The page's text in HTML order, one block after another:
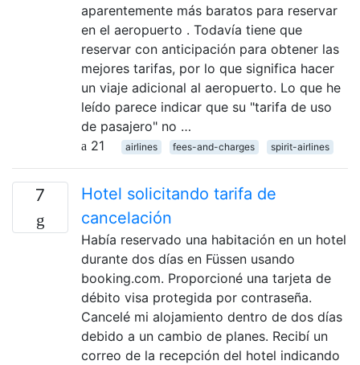
aparentemente más baratos para reservar
en el aeropuerto . Todavía tiene que
reservar con anticipación para obtener las
mejores tarifas, por lo que significa hacer
un viaje adicional al aeropuerto. Lo que he
leído parece indicar que su "tarifa de uso
de pasajero" no …
21
airlines fees-and-charges spirit-airlines
7
Hotel solicitando tarifa de
cancelación
Había reservado una habitación en un hotel
durante dos días en Füssen usando
booking.com. Proporcioné una tarjeta de
débito visa protegida por contraseña.
Cancelé mi alojamiento dentro de dos días
debido a un cambio de planes. Recibí un
correo de la recepción del hotel indicando